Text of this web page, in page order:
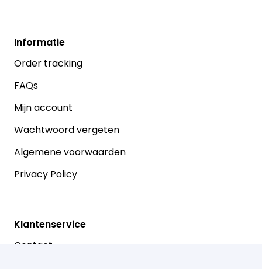
Informatie
Order tracking
FAQs
Mijn account
Wachtwoord vergeten
Algemene voorwaarden
Privacy Policy
Klantenservice
Contact